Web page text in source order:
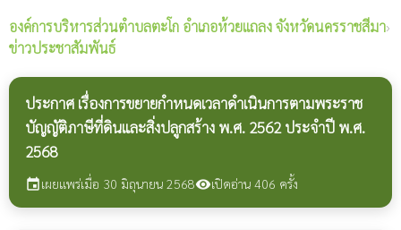
องค์การบริหารส่วนตำบลตะโก อำเภอห้วยแถลง จังหวัดนครราชสีมา›
ข่าวประชาสัมพันธ์
ประกาศ เรื่องการขยายกำหนดเวลาดำเนินการตามพระราช
บัญญัติภาษีที่ดินและสิ่งปลูกสร้าง พ.ศ. 2562 ประจำปี พ.ศ.
2568
eventเผยแพร่เมื่อ 30 มิถุนายน 2568visibilityเปิดอ่าน 406 ครั้ง